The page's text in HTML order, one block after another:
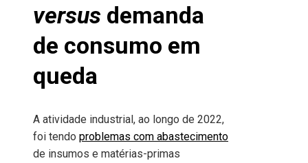
versus demanda
de consumo em
queda
A atividade industrial, ao longo de 2022,
foi tendo problemas com abastecimento
de insumos e matérias-primas